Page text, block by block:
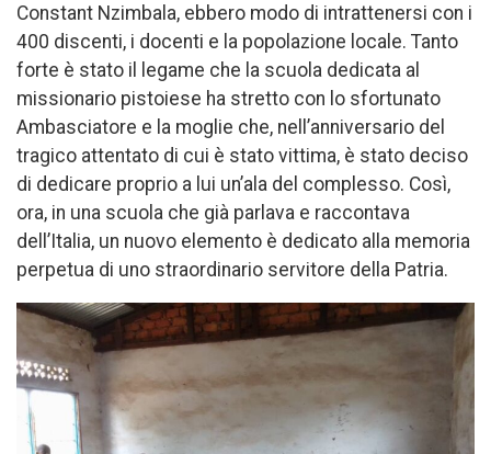
Constant Nzimbala, ebbero modo di intrattenersi con i
400 discenti, i docenti e la popolazione locale. Tanto
forte è stato il legame che la scuola dedicata al
missionario pistoiese ha stretto con lo sfortunato
Ambasciatore e la moglie che, nell’anniversario del
tragico attentato di cui è stato vittima, è stato deciso
di dedicare proprio a lui un’ala del complesso. Così,
ora, in una scuola che già parlava e raccontava
dell’Italia, un nuovo elemento è dedicato alla memoria
perpetua di uno straordinario servitore della Patria.